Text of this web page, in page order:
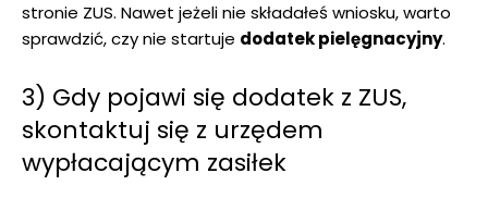
stronie ZUS. Nawet jeżeli nie składałeś wniosku, warto
sprawdzić, czy nie startuje dodatek pielęgnacyjny.
3) Gdy pojawi się dodatek z ZUS,
skontaktuj się z urzędem
wypłacającym zasiłek